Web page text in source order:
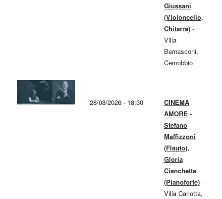
Giussani
(Violoncello,
Chitarra)-
Villa
Bernasconi,
Cernobbio
28/08/2026 - 18:30
CINEMA
AMORE -
Stefano
Maffizzoni
(Flauto),
Gloria
Cianchetta
(Pianoforte)-
Villa Carlotta,